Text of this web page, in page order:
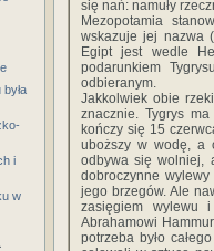
i
w
się nań: namuły
Mezopotamia
wskazuje jej nazwa
Egipt jest wedle
podarunkiem
odbieranym.
Jakkolwiek obie
znacznie. Tygrys
kończy się 15
uboższy w wodę, a
odbywa się wolniej,
dobroczynne
jego brzegów. Ale
zasięgiem wylewu
Abrahamowi
potrzeba było